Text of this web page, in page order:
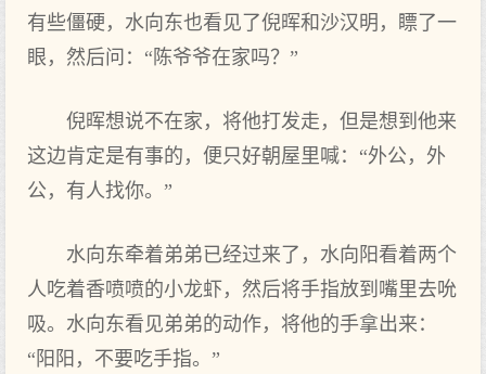
有些僵硬，水向东也看见了倪晖和沙汉明，瞟了一
眼，然后问：“陈爷爷在家吗？”
倪晖想说不在家，将他打发走，但是想到他来
这边肯定是有事的，便只好朝屋里喊：“外公，外
公，有人找你。”
水向东牵着弟弟已经过来了，水向阳看着两个
人吃着香喷喷的小龙虾，然后将手指放到嘴里去吮
吸。水向东看见弟弟的动作，将他的手拿出来：
“阳阳，不要吃手指。”